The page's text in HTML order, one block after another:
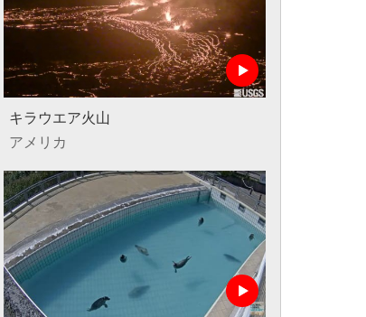
キラウエア火山
アメリカ